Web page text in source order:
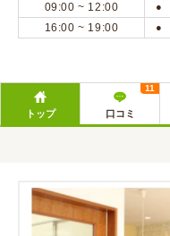
口コミ投稿
09:00 ~ 12:00
●
16:00 ~ 19:00 ●
トップ 口コミ
11